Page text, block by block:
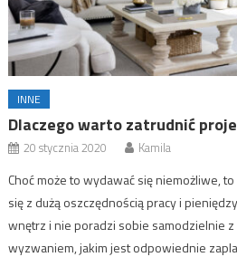
INNE
Dlaczego warto zatrudnić
20 stycznia 2020 Kamila
Choć może to wydawać się niemożliwe,
się z dużą oszczędnością pracy i
wnętrz i nie poradzi sobie samodzielnie
wyzwaniem, jakim jest odpowiednie